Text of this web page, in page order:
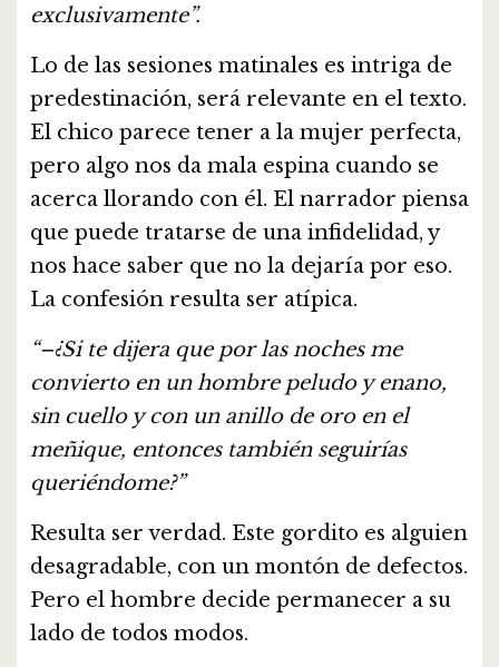
exclusivamente”.
Lo de las sesiones matinales es intriga de
predestinación, será relevante en el texto.
El chico parece tener a la mujer perfecta,
pero algo nos da mala espina cuando se
acerca llorando con él. El narrador piensa
que puede tratarse de una infidelidad, y
nos hace saber que no la dejaría por eso.
La confesión resulta ser atípica.
“–¿Si te dijera que por las noches me
convierto en un hombre peludo y enano,
sin cuello y con un anillo de oro en el
meñique, entonces también seguirías
queriéndome?”
Resulta ser verdad. Este gordito es alguien
desagradable, con un montón de defectos.
Pero el hombre decide permanecer a su
lado de todos modos.